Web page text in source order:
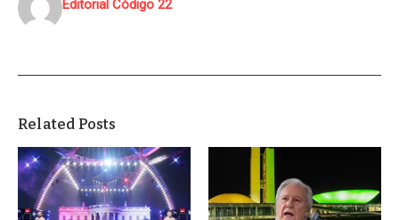
Editorial Código 22
Related Posts